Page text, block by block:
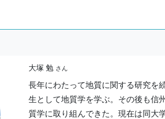
大塚 勉 さん
長年にわたって地質に関する研究を
生として地質学を学ぶ。その後も信
質学に取り組んできた。現在は同大